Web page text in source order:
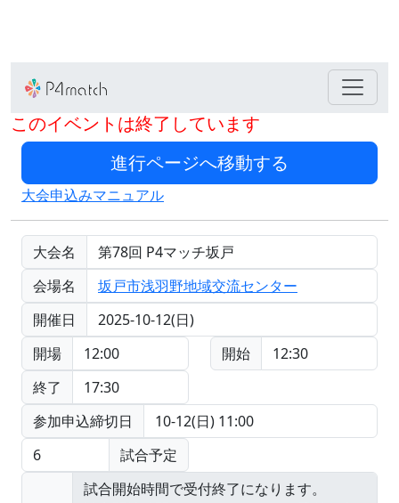
このイベントは終了しています
大会申込みマニュアル
大会名
第78回 P4マッチ坂戸
会場名
坂戸市浅羽野地域交流センター
開催日
2025-10-12(日)
開場
12:00 開始
12:30
終了
17:30
参加申込締切日
10-12(日) 11:00
6
試合予定